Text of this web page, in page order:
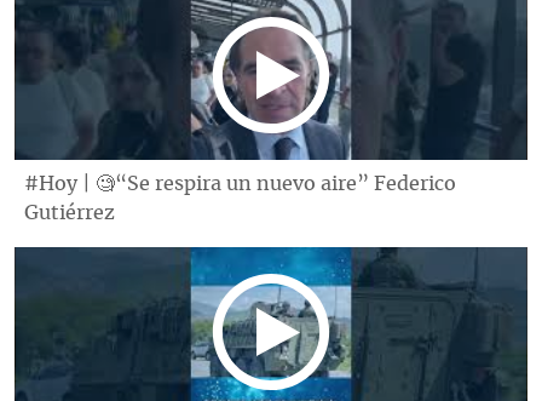
#Hoy | 🧐“Se respira un nuevo aire” Federico
Gutiérrez